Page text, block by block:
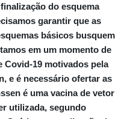
do esquema
garantir que as
básicos busquem
em um momento de
Covid-19 motivados pela
e é necessário ofertar as
é uma vacina de vetor
utilizada, segundo